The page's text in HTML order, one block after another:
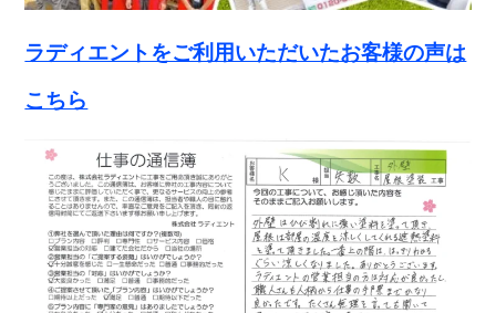
ラディエントをご利用いただいたお客様の声は
こちら